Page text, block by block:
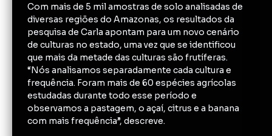
Com mais de 5 mil amostras de solo analisadas de
diversas regiões do Amazonas, os resultados da
pesquisa de Carla apontam para um novo cenário
de culturas no estado, uma vez que se identificou
que mais da metade das culturas são frutíferas.
“Nós analisamos separadamente cada cultura e
frequência. Foram mais de 60 espécies agrícolas
estudadas durante todo esse período e
observamos a pastagem, o açaí, citrus e a banana
com mais frequência”, descreve.